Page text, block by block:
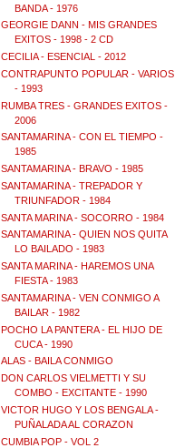
BANDA - 1976
GEORGIE DANN - MIS GRANDES
EXITOS - 1998 - 2 CD
CECILIA - ESENCIAL - 2012
CONTRAPUNTO POPULAR - VARIOS
- 1993
RUMBA TRES - GRANDES EXITOS -
2006
SANTAMARINA - CON EL TIEMPO -
1985
SANTAMARINA - BRAVO - 1985
SANTAMARINA - TREPADOR Y
TRIUNFADOR - 1984
SANTA MARINA - SOCORRO - 1984
SANTAMARINA - QUIEN NOS QUITA
LO BAILADO - 1983
SANTA MARINA - HAREMOS UNA
FIESTA - 1983
SANTAMARINA - VEN CONMIGO A
BAILAR - 1982
POCHO LA PANTERA - EL HIJO DE
CUCA - 1990
ALAS - BAILA CONMIGO
DON CARLOS VIELMETTI Y SU
COMBO - EXCITANTE - 1990
VICTOR HUGO Y LOS BENGALA -
PUÑALADA AL CORAZON
CUMBIA POP - VOL 2